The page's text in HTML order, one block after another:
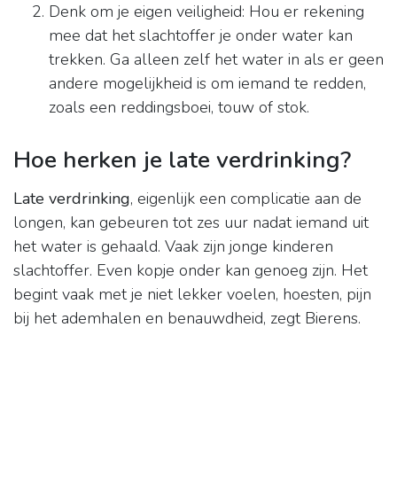
Denk om je eigen veiligheid: Hou er rekening
mee dat het slachtoffer je onder water kan
trekken. Ga alleen zelf het water in als er geen
andere mogelijkheid is om iemand te redden,
zoals een reddingsboei, touw of stok.
Hoe herken je late verdrinking?
Late verdrinking, eigenlijk een complicatie aan de
longen, kan gebeuren tot zes uur nadat iemand uit
het water is gehaald. Vaak zijn jonge kinderen
slachtoffer. Even kopje onder kan genoeg zijn. Het
begint vaak met je niet lekker voelen, hoesten, pijn
bij het ademhalen en benauwdheid, zegt Bierens.